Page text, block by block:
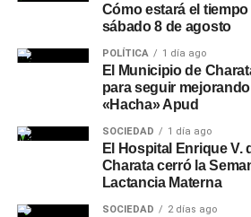
Cómo estará el
sábado 8 de agosto
POLÍTICA 1 día ago
El Municipio de
para seguir
«Hacha» Apud
SOCIEDAD 1 día ago
El Hospital Enrique V.
Charata cerró la
Lactancia Materna
SOCIEDAD 2 días ago